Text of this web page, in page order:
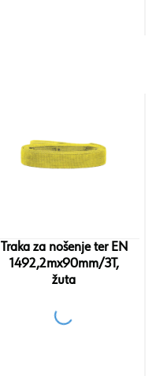
Traka za nošenje ter EN
1492,2mx90mm/3T,
žuta